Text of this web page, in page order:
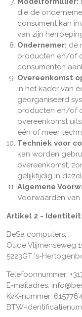
die de
consument kan
van zijn
Ondernemer: de
producten en/of
consumenten
Overeenkomst
in het kader van
georganiseerd
producten en/of
overeenkomst
één of meer
Techniek voor
kan worden
overeenkomst,
gelijktijdig in
Algemene
Voorwaarden
Artikel 2 - Identiteit
BeSa computers;
Oude Vlijmenseweg
5223GT 's-
Telefoonnummer:
E-mailadres:
KvK-nummer:
BTW-